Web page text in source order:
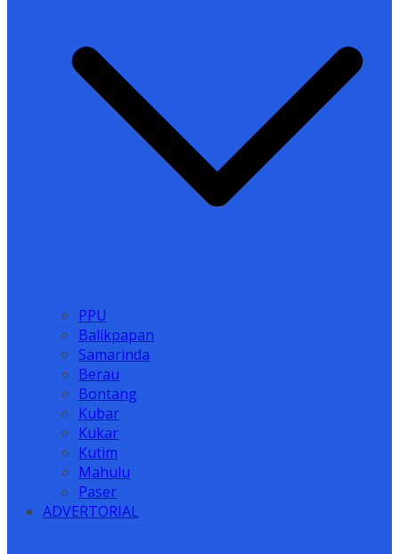
PPU
Balikpapan
Samarinda
Berau
Bontang
Kubar
Kukar
Kutim
Mahulu
Paser
ADVERTORIAL